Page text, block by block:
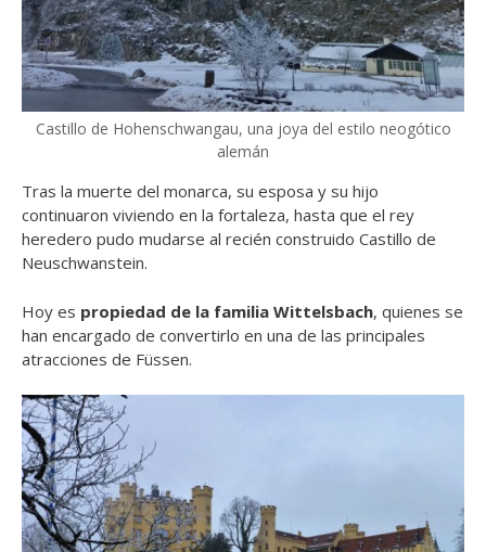
Castillo de Hohenschwangau, una joya del estilo neogótico
alemán
Tras la muerte del monarca, su esposa y su hijo
continuaron viviendo en la fortaleza, hasta que el rey
heredero pudo mudarse al recién construido Castillo de
Neuschwanstein.
Hoy es propiedad de la familia Wittelsbach, quienes se
han encargado de convertirlo en una de las principales
atracciones de Füssen.